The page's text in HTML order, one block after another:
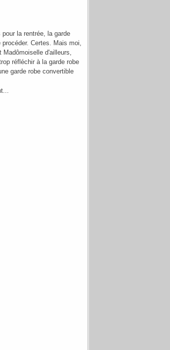
la rentrée, la garde
Certes. Mais moi,
d'ailleurs,
réfléchir à la garde robe
garde robe convertible